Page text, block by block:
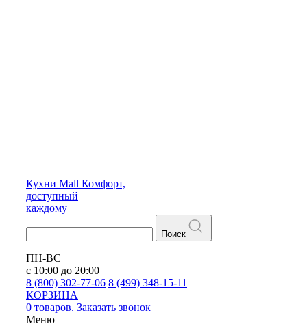
Кухни Mall Комфорт,
доступный
каждому
Поиск
ПН-ВС
с 10:00 до 20:00
8 (800) 302-77-06 8 (499) 348-15-11
КОРЗИНА
0 товаров. Заказать звонок
Меню